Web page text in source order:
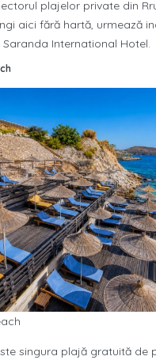
plajelor private din
aici fără hartă, urmează
International Hotel.
singura plajă gratuită de